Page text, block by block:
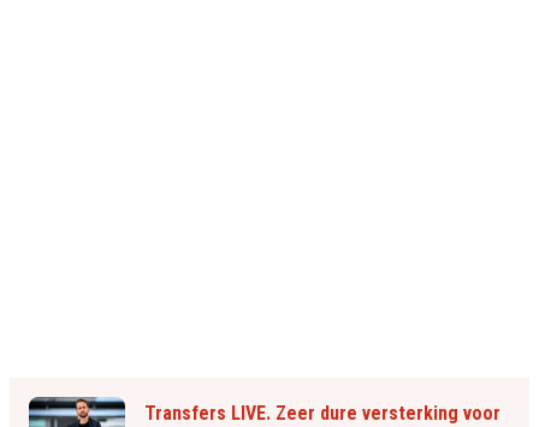
Transfers LIVE. Zeer dure versterking voor